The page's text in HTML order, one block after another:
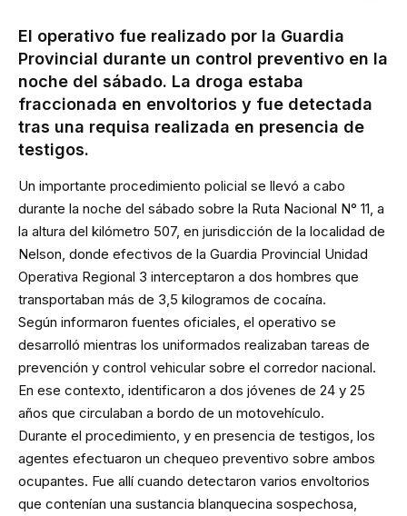
El operativo fue realizado por la Guardia
Provincial durante un control preventivo en la
noche del sábado. La droga estaba
fraccionada en envoltorios y fue detectada
tras una requisa realizada en presencia de
testigos.
Un importante procedimiento policial se llevó a cabo
durante la noche del sábado sobre la Ruta Nacional N° 11, a
la altura del kilómetro 507, en jurisdicción de la localidad de
Nelson, donde efectivos de la Guardia Provincial Unidad
Operativa Regional 3 interceptaron a dos hombres que
transportaban más de 3,5 kilogramos de cocaína.
Según informaron fuentes oficiales, el operativo se
desarrolló mientras los uniformados realizaban tareas de
prevención y control vehicular sobre el corredor nacional.
En ese contexto, identificaron a dos jóvenes de 24 y 25
años que circulaban a bordo de un motovehículo.
Durante el procedimiento, y en presencia de testigos, los
agentes efectuaron un chequeo preventivo sobre ambos
ocupantes. Fue allí cuando detectaron varios envoltorios
que contenían una sustancia blanquecina sospechosa,